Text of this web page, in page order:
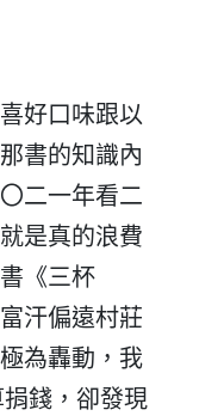
好口味跟以
書的知識內
二一年看二
是真的浪費
《三杯
汗偏遠村莊
為轟動，我
錢，卻發現